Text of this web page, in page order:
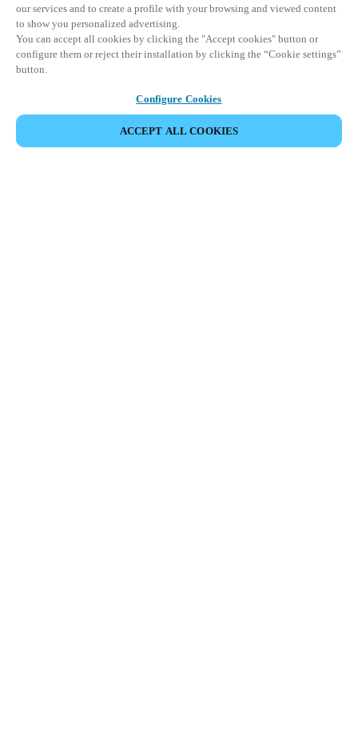
our services and to create a profile with your browsing and viewed content
to show you personalized advertising.
You can accept all cookies by clicking the "Accept cookies" button or
configure them or reject their installation by clicking the “Cookie settings”
button.
Configure Cookies
ACCEPT ALL COOKIES